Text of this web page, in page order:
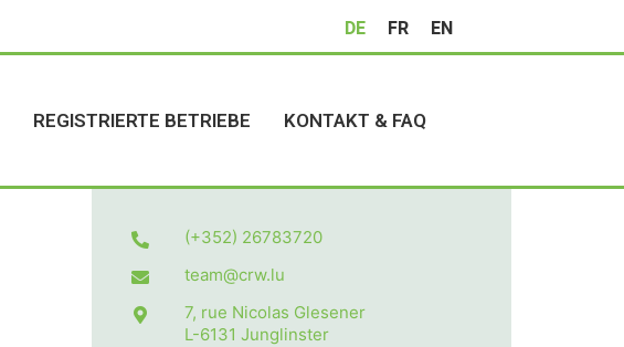
DE FR EN
REGISTRIERTE BETRIEBE KONTAKT & FAQ
(+352) 26783720
team@crw.lu
7, rue Nicolas Glesener
L-6131 Junglinster